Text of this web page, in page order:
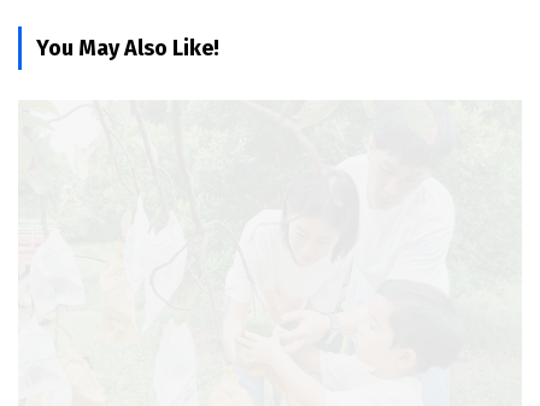
You May Also Like!